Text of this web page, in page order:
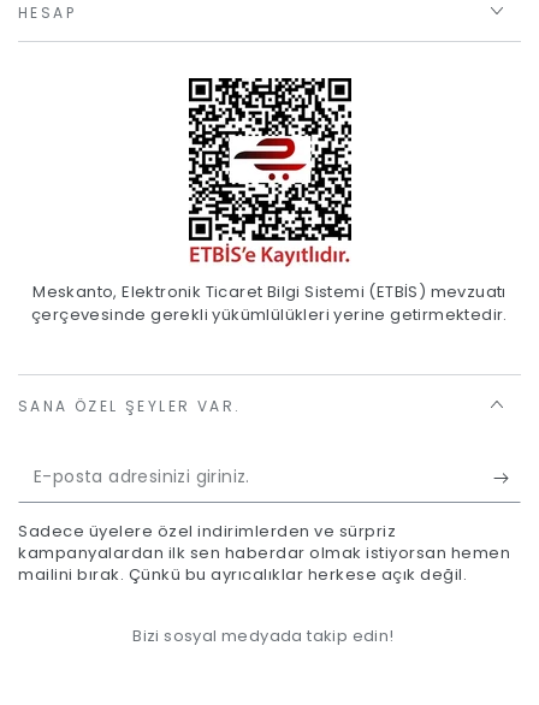
HESAP
Meskanto, Elektronik Ticaret Bilgi Sistemi (ETBİS) mevzuatı
çerçevesinde gerekli yükümlülükleri yerine getirmektedir.
SANA ÖZEL ŞEYLER VAR.
E-
posta
adresinizi
giriniz.
Sadece üyelere özel indirimlerden ve sürpriz
kampanyalardan ilk sen haberdar olmak istiyorsan hemen
mailini bırak. Çünkü bu ayrıcalıklar herkese açık değil.
Bizi sosyal medyada takip edin!